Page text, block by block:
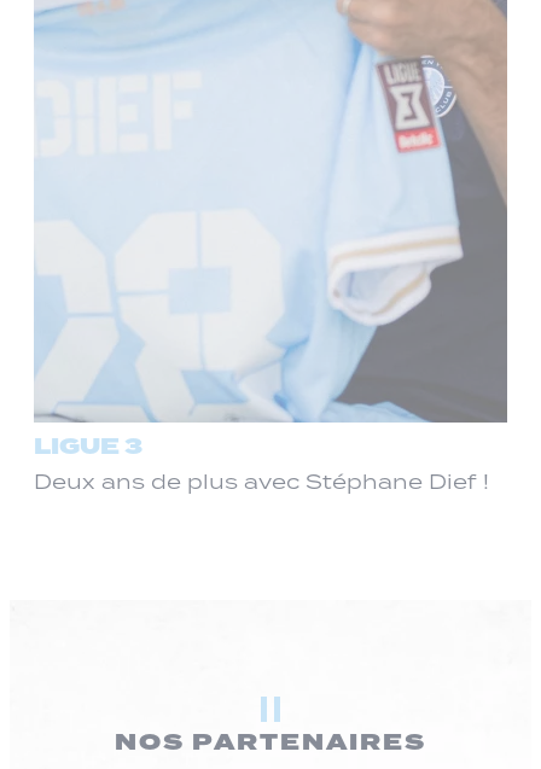
LIGUE 3
Deux ans de plus avec Stéphane Dief !
NOS PARTENAIRES